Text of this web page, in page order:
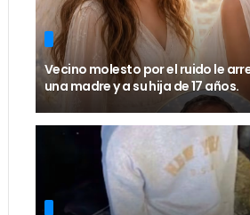
Vecino molesto por el ruido le
una madre y a su hija de 17 años.